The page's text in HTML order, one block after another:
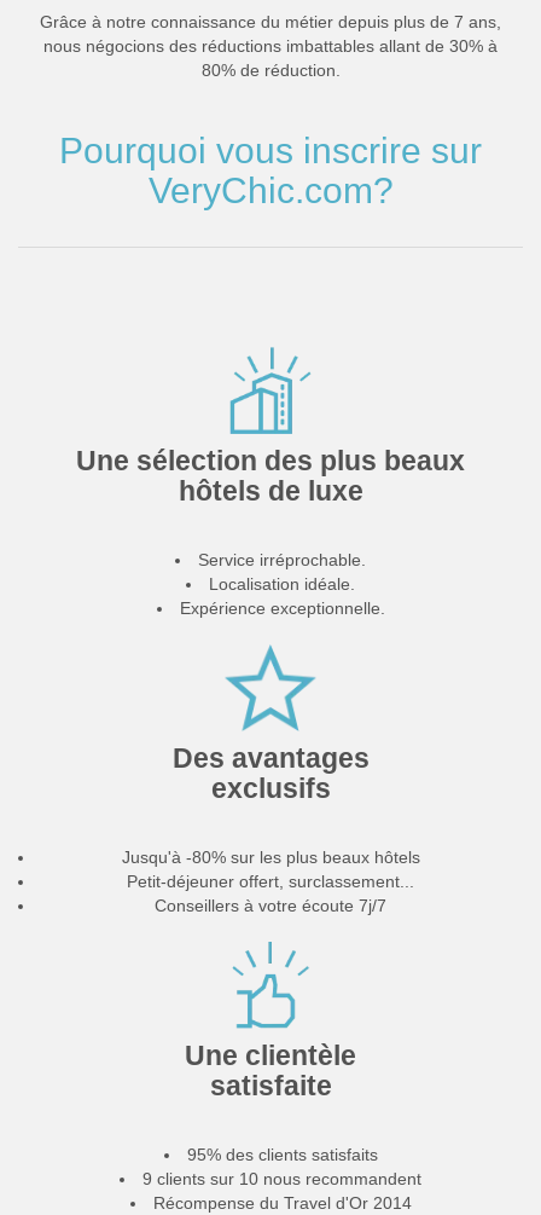
Grâce à notre connaissance du métier depuis plus de 7 ans,
nous négocions des réductions imbattables allant de 30% à
80% de réduction.
Pourquoi vous inscrire sur
VeryChic.com?
Une sélection des plus beaux
hôtels de luxe
Service irréprochable.
Localisation idéale.
Expérience exceptionnelle.
Des avantages
exclusifs
Jusqu'à -80% sur les plus beaux hôtels
Petit-déjeuner offert, surclassement...
Conseillers à votre écoute 7j/7
Une clientèle
satisfaite
95% des clients satisfaits
9 clients sur 10 nous recommandent
Récompense du Travel d'Or 2014